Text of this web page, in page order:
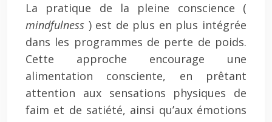
La pratique de la pleine conscience (
mindfulness ) est de plus en plus intégrée
dans les programmes de perte de poids.
Cette approche encourage une
alimentation consciente, en prêtant
attention aux sensations physiques de
faim et de satiété, ainsi qu’aux émotions